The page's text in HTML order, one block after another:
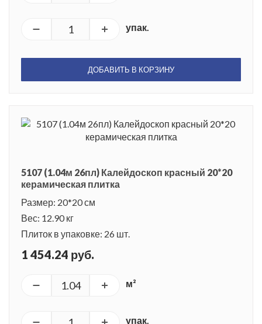
упак.
ДОБАВИТЬ В КОРЗИНУ
5107 (1.04м 26пл) Калейдоскоп красный 20*20
керамическая плитка
Размер: 20*20 см
Вес: 12.90 кг
Плиток в упаковке: 26 шт.
1 454.24 руб.
м²
упак.